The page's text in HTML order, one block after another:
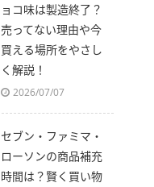
ョコ味は製造終了？
売ってない理由や今
買える場所をやさし
く解説！
2026/07/07
セブン・ファミマ・
ローソンの商品補充
時間は？賢く買い物